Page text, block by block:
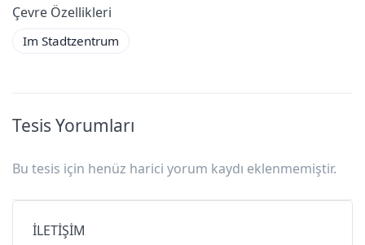
Çevre Özellikleri
Im Stadtzentrum
Tesis Yorumları
Bu tesis için henüz harici yorum kaydı eklenmemiştir.
İLETİŞİM